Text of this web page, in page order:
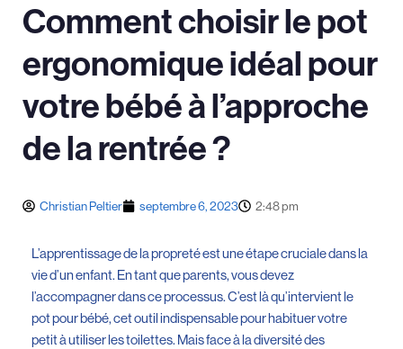
Comment choisir le pot
ergonomique idéal pour
votre bébé à l’approche
de la rentrée ?
Christian Peltier septembre 6, 2023 2:48 pm
L’apprentissage de la propreté est une étape cruciale dans la
vie d’un enfant. En tant que parents, vous devez
l’accompagner dans ce processus. C’est là qu’intervient le
pot pour bébé, cet outil indispensable pour habituer votre
petit à utiliser les toilettes. Mais face à la diversité des